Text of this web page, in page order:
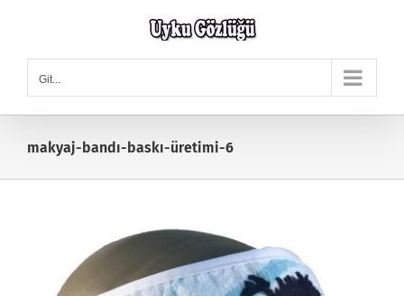
Git...
makyaj-bandı-baskı-üretimi-6